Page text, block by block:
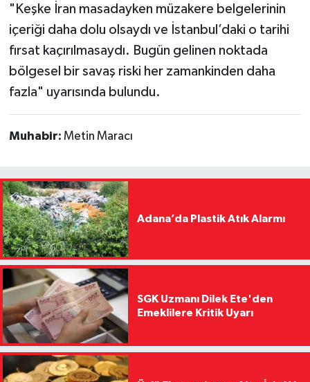
"Keşke İran masadayken müzakere belgelerinin
içeriği daha dolu olsaydı ve İstanbul’daki o tarihi
fırsat kaçırılmasaydı. Bugün gelinen noktada
bölgesel bir savaş riski her zamankinden daha
fazla" uyarısında bulundu.
Muhabir: Metin Maracı
Adana’da Plastik Atık Alarmı
SGK Uzmanı Dilek Ete'den
Emeklilere Kritik Uyarı